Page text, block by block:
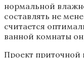
нормальной
составлять не
считается
ванной комнаты
Проект